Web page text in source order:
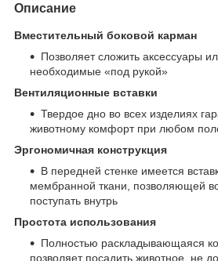
Описание
Вместительный боковой карман
Позволяет сложить аксессуары
необходимые «под рукой»
Вентиляционные вставки
Твердое дно во всех изделиях
животному комфорт при любом
Эргономичная конструкция
В передней стенке имеется
мембранной ткани, позволяющей
поступать внутрь
Простота использования
Полностью раскладывающаяся
позволяет посадить животное, не